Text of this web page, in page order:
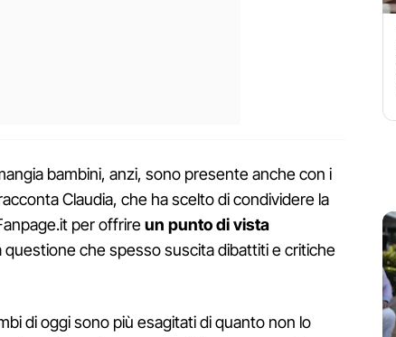
bambini, anzi, sono presente anche con i
Claudia, che ha scelto di condividere la
per offrireun punto di vista
questione che spesso suscita dibattiti e critiche
di oggi sono più esagitati di quanto non lo